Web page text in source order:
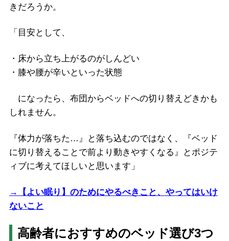
きだろうか。
「目安として、
・床から立ち上がるのがしんどい
・膝や腰が辛いといった状態
になったら、布団からベッドへの切り替えどきかも
しれません。
『体力が落ちた…』と落ち込むのではなく、『ベッド
に切り替えることで前より動きやすくなる』とポジテ
ィブに考えてほしいと思います」
→【よい眠り】のためにやるべきこと、やってはいけ
ないこと
高齢者におすすめのベッド選び3つ